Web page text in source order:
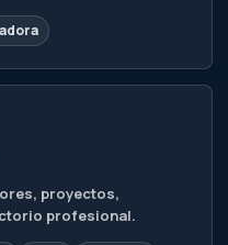
proyectos,
profesional.